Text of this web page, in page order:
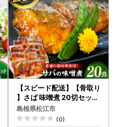
【スピード配送】【骨取り
】さば 味噌煮 20切セット
[ALHZ005] 惣菜 鯖 味噌
煮
島根県松江市
(0)